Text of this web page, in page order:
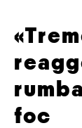
foc